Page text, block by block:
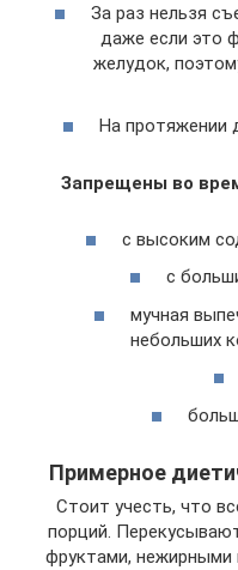
За раз нельзя
даже если это
желудок,
На протяжении
Запрещены во
с высоким
с
мучная
небольших
Примерное
Стоит учесть, что
порций.
фруктами, нежирными